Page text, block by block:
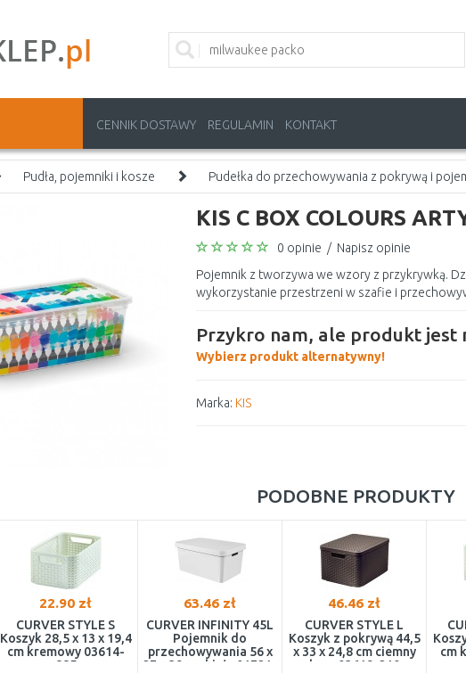
CENNIK DOSTAWY REGULAMIN KONTAKT
Pudła, pojemniki i kosze Pudełka do przechowywania z pokrywą i
KIS C BOX COLOURS
0 opinie / Napisz opinie
Pojemnik z tworzywa we wzory z przykrywką.
wykorzystanie przestrzeni w szafie i
Przykro nam, ale produkt jest
Wybierz produkt alternatywny!
Marka: KIS
PODOBNE PRODUKTY
22.90 zł
CURVER STYLE S
Koszyk 28,5 x 13 x 19,4
cm kremowy 03614-
885
63.46 zł
CURVER INFINITY 45L
Pojemnik do
przechowywania 56 x
27 x 39 cm biały 01721-
46.46 zł
CURVER STYLE L
Koszyk z pokrywą 44,5
x 33 x 24,8 cm ciemny
brąz 03619-210
cm